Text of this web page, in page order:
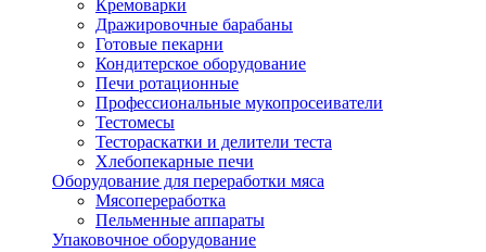
Кремоварки
Дражировочные барабаны
Готовые пекарни
Кондитерское оборудование
Печи ротационные
Профессиональные мукопросеиватели
Тестомесы
Тестораскатки и делители теста
Хлебопекарные печи
Оборудование для переработки мяса
Мясопереработка
Пельменные аппараты
Упаковочное оборудование